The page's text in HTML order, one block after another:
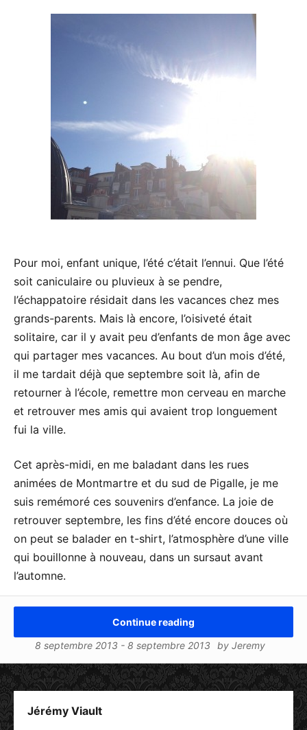
Pour moi, enfant unique, l’été c’était l’ennui. Que l’été
soit caniculaire ou pluvieux à se pendre,
l’échappatoire résidait dans les vacances chez mes
grands-parents. Mais là encore, l’oisiveté était
solitaire, car il y avait peu d’enfants de mon âge avec
qui partager mes vacances. Au bout d’un mois d’été,
il me tardait déjà que septembre soit là, afin de
retourner à l’école, remettre mon cerveau en marche
et retrouver mes amis qui avaient trop longuement
fui la ville.
Cet après-midi, en me baladant dans les rues
animées de Montmartre et du sud de Pigalle, je me
suis remémoré ces souvenirs d’enfance. La joie de
retrouver septembre, les fins d’été encore douces où
on peut se balader en t-shirt, l’atmosphère d’une ville
qui bouillonne à nouveau, dans un sursaut avant
l’automne.
Continue reading
8 septembre 2013 - 8 septembre 2013 by Jeremy
Jérémy Viault